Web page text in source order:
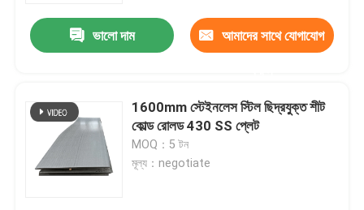
ভালো দাম আমাদের সাথে যোগাযোগ
1600mm স্টেইনলেস স্টিল ছিদ্রযুক্ত শীট
কোল্ড রোলড 430 SS প্লেট
MOQ：5 টন
মূল্য：negotiate